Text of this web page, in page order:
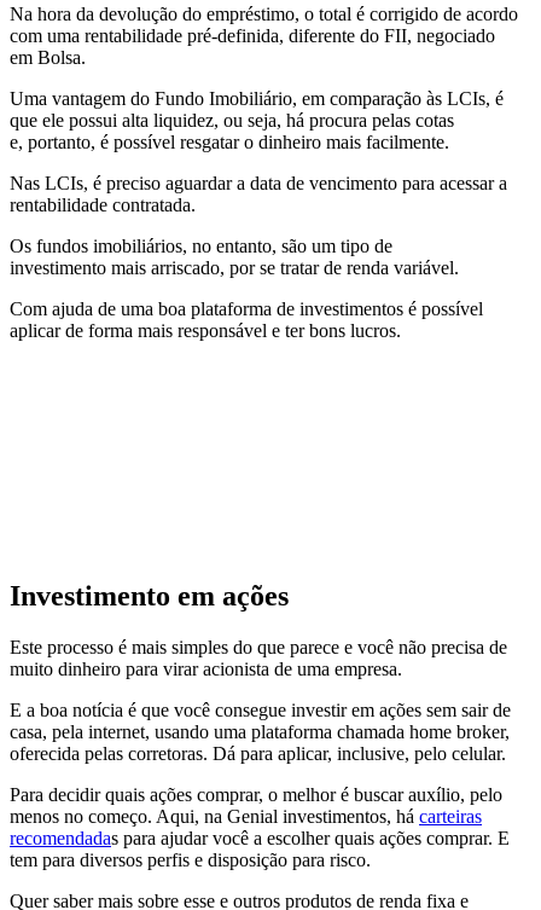
Na hora da devolução do empréstimo, o total é corrigido de acordo
com uma rentabilidade pré-definida, diferente do FII, negociado
em Bolsa.
Uma vantagem do Fundo Imobiliário, em comparação às LCIs, é
que ele possui alta liquidez, ou seja, há procura pelas cotas
e, portanto, é possível resgatar o dinheiro mais facilmente.
Nas LCIs, é preciso aguardar a data de vencimento para acessar a
rentabilidade contratada.
Os fundos imobiliários, no entanto, são um tipo de
investimento mais arriscado, por se tratar de renda variável.
Com ajuda de uma boa plataforma de investimentos é possível
aplicar de forma mais responsável e ter bons lucros.
Investimento em ações
Este processo é mais simples do que parece e você não precisa de
muito dinheiro para virar acionista de uma empresa.
E a boa notícia é que você consegue investir em ações sem sair de
casa, pela internet, usando uma plataforma chamada home broker,
oferecida pelas corretoras. Dá para aplicar, inclusive, pelo celular.
Para decidir quais ações comprar, o melhor é buscar auxílio, pelo
menos no começo. Aqui, na Genial investimentos, há carteiras
recomendadas para ajudar você a escolher quais ações comprar. E
tem para diversos perfis e disposição para risco.
Quer saber mais sobre esse e outros produtos de renda fixa e